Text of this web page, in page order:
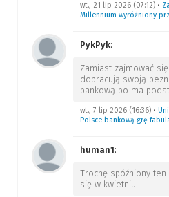
wt., 21 lip 2026 (07:12)•
Millennium wyróżniony
PykPyk:
Zamiast zajmować
dopracują swoją
bankową bo ma
wt., 7 lip 2026 (16:36)•
Polsce bankową grę
human1:
Trochę spóźniony ten
się w kwietniu. …